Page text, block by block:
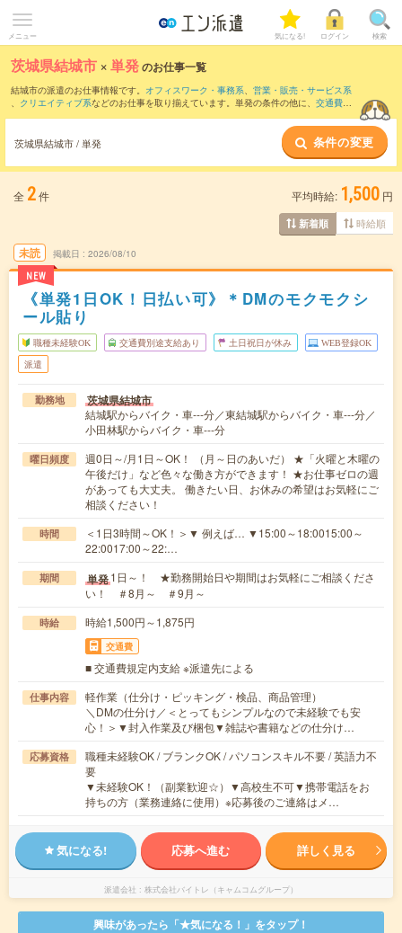
メニュー 気になる! ログイン 検索
茨城県結城市 ×単発のお仕事一覧
結城市の派遣のお仕事情報です。 オフィスワーク・事務系、 営業・販売・サービス系
、 クリエイティブ系などのお仕事を取り揃えています。単発の条件の他に、 交通費別
茨城県結城市 / 単発 条件の変更
全 2件 平均時給: 1,500 円
新着順 時給順
未読
NEW
掲載日 2026/08/10
《単発1日OK！日払い可》＊DMのモクモクシ
ール貼り
職種未経験OK 交通費別途支給あり 土日祝日が休み WEB登録OK
派遣
勤務地 茨城県結城市
結城駅からバイク・車---分／東結城駅からバイク・車---分／
小田林駅からバイク・車---分
曜日頻度
週0日～/月1日～OK！ （月～日のあいだ） ★「火曜と木曜の
午後だけ」など色々な働き方ができます！ ★お仕事ゼロの週
があっても大丈夫。 働きたい日、お休みの希望はお気軽にご
相談ください！
時間
＜1日3時間～OK！＞▼ 例えば… ▼15:00～18:0015:00～
22:0017:00～22:…
期間 単発1日～！ ★勤務開始日や期間はお気軽にご相談くださ
い！ ＃8月～ ＃9月～
時給 時給1,500円～1,875円
交通費
■ 交通費規定内支給 ※派遣先による
仕事内容
軽作業（仕分け・ピッキング・検品、商品管理）
＼DMの仕分け／＜とってもシンプルなので未経験でも安
心！＞▼封入作業及び梱包▼雑誌や書籍などの仕分け…
応募資格
職種未経験OK / ブランクOK / パソコンスキル不要 / 英語力不
要
▼未経験OK！（副業歓迎☆）▼高校生不可▼携帯電話をお
持ちの方（業務連絡に使用）※応募後のご連絡はメ…
気になる! 応募へ進む 詳しく見る
派遣会社 株式会社バイトレ（キャムコムグループ）
興味があったら「★気になる！」をタップ！